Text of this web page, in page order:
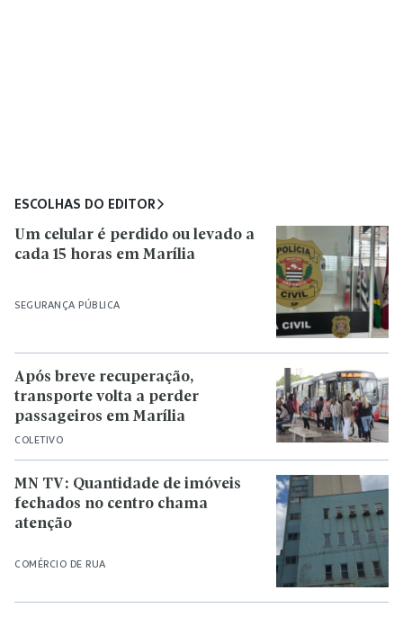
ESCOLHAS DO EDITOR
SEGURANÇA PÚBLICA
Um celular é perdido ou levado a
cada 15 horas em Marília
COLETIVO
Após breve recuperação,
transporte volta a perder
passageiros em Marília
COMÉRCIO DE RUA
MN TV: Quantidade de imóveis
fechados no centro chama
atenção